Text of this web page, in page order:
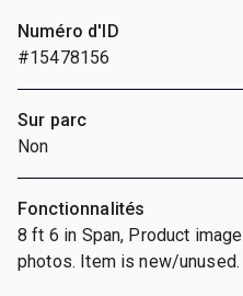
Numéro d'ID
#15478156
Sur parc
Non
Fonctionnalités
8 ft 6 in Span, Product
photos. Item is new/unused.